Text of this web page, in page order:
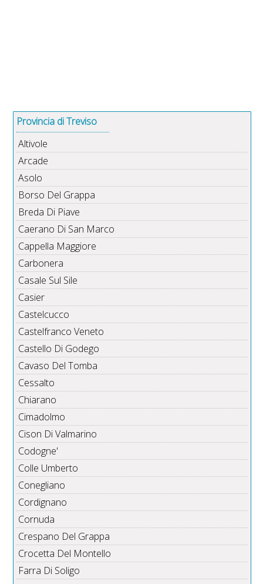
Provincia di Treviso
Altivole
Arcade
Asolo
Borso Del Grappa
Breda Di Piave
Caerano Di San Marco
Cappella Maggiore
Carbonera
Casale Sul Sile
Casier
Castelcucco
Castelfranco Veneto
Castello Di Godego
Cavaso Del Tomba
Cessalto
Chiarano
Cimadolmo
Cison Di Valmarino
Codogne'
Colle Umberto
Conegliano
Cordignano
Cornuda
Crespano Del Grappa
Crocetta Del Montello
Farra Di Soligo